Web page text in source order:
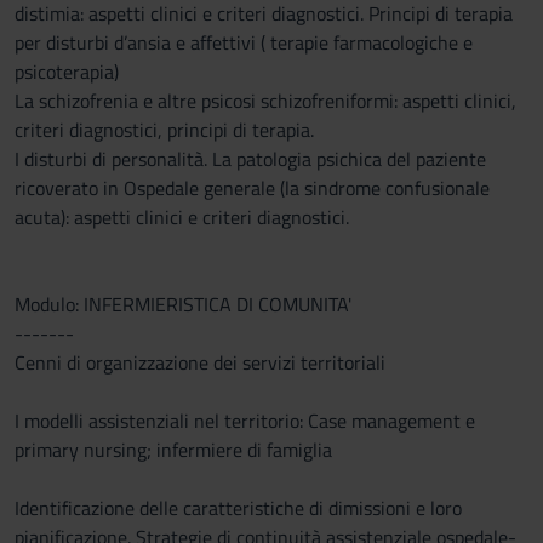
distimia: aspetti clinici e criteri diagnostici. Principi di terapia
per disturbi d’ansia e affettivi ( terapie farmacologiche e
psicoterapia)
La schizofrenia e altre psicosi schizofreniformi: aspetti clinici,
criteri diagnostici, principi di terapia.
I disturbi di personalità. La patologia psichica del paziente
ricoverato in Ospedale generale (la sindrome confusionale
acuta): aspetti clinici e criteri diagnostici.
Modulo: INFERMIERISTICA DI COMUNITA'
-------
Cenni di organizzazione dei servizi territoriali
I modelli assistenziali nel territorio: Case management e
primary nursing; infermiere di famiglia
Identificazione delle caratteristiche di dimissioni e loro
pianificazione. Strategie di continuità assistenziale ospedale-